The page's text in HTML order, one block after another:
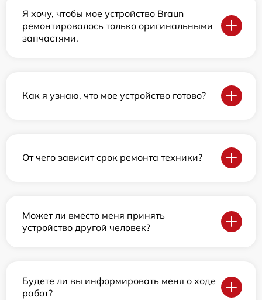
Я хочу, чтобы мое устройство Braun
ремонтировалось только оригинальными
запчастями.
Как я узнаю, что мое устройство готово?
От чего зависит срок ремонта техники?
Может ли вместо меня принять
устройство другой человек?
Будете ли вы информировать меня о ходе
работ?